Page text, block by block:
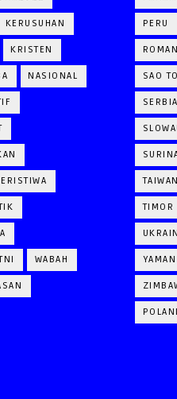
KERUSUHAN
KRISTEN
NASIONAL
WABAH
PERU
SAO
TIMOR
YAMAN